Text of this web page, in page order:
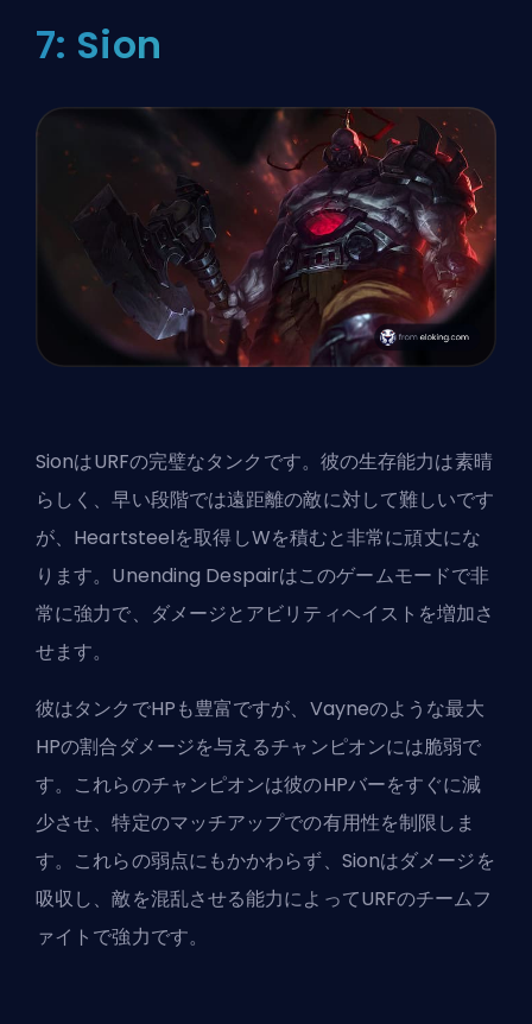
7: Sion
SionはURFの完璧なタンクです。彼の生存能力は素晴
らしく、早い段階では遠距離の敵に対して難しいです
が、Heartsteelを取得しWを積むと非常に頑丈にな
ります。Unending Despairはこのゲームモードで非
常に強力で、ダメージとアビリティヘイストを増加さ
せます。
彼はタンクでHPも豊富ですが、Vayneのような最大
HPの割合ダメージを与えるチャンピオンには脆弱で
す。これらのチャンピオンは彼のHPバーをすぐに減
少させ、特定のマッチアップでの有用性を制限しま
す。これらの弱点にもかかわらず、Sionはダメージを
吸収し、敵を混乱させる能力によってURFのチームフ
ァイトで強力です。